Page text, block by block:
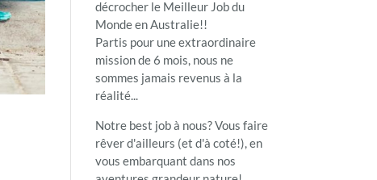
décrocher le Meilleur Job du
Monde en Australie!!
Partis pour une extraordinaire
mission de 6 mois, nous ne
sommes jamais revenus à la
réalité...
Notre best job à nous? Vous faire
rêver d'ailleurs (et d'à coté!), en
vous embarquant dans nos